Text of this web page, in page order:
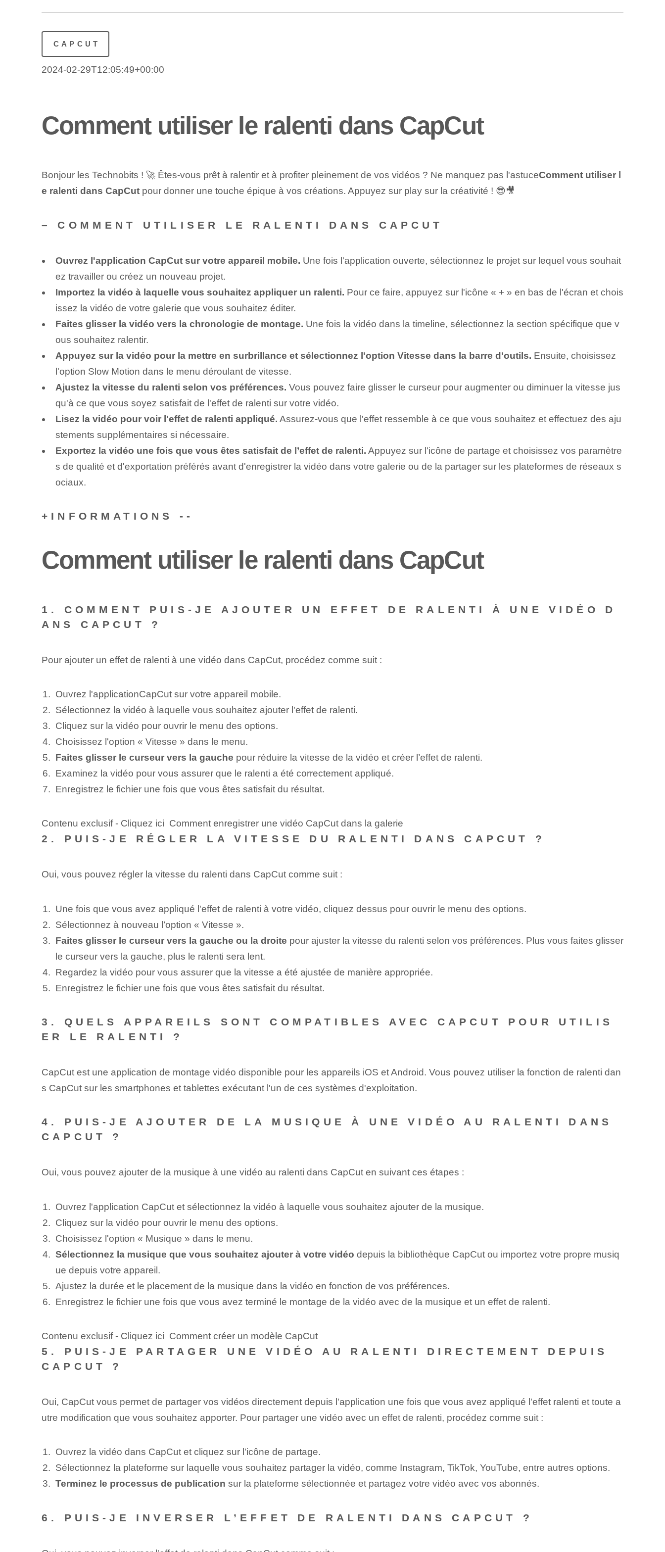
CAPCUT
2024-02-29T12:05:49+00:00
Comment utiliser le ralenti dans CapCut
Bonjour les Technobits ! 🚀 Êtes-vous prêt à ralentir et à profiter pleinement de vos vidéos ? Ne manquez pas l'astuceComment utiliser l
e ralenti dans CapCutpour donner une touche épique à vos⁤ créations. ⁢Appuyez sur play sur la créativité !‍ 😎🎥
– COMMENT UTILISER LE RALENTI ‌DANS CAPCUT
Ouvrez l'application CapCut sur votre appareil mobile. Une fois l'application ouverte, sélectionnez le projet sur lequel vous souhait
ez travailler ou créez un nouveau projet.
Importez la vidéo à laquelle vous souhaitez appliquer un ralenti. Pour ce faire, appuyez sur l'icône « + » en bas de l'écran et chois
issez la vidéo de votre galerie que vous souhaitez éditer.
Faites glisser la vidéo vers la chronologie de montage. Une fois la vidéo dans la timeline, sélectionnez la section spécifique que v
ous souhaitez ralentir.
Appuyez sur la vidéo pour la mettre en surbrillance et sélectionnez l'option Vitesse dans la barre d'outils. Ensuite, choisissez
l'option ⁤Slow Motion⁤ dans le menu déroulant de vitesse.
Ajustez la vitesse du ralenti selon vos préférences. Vous pouvez faire glisser le curseur pour augmenter ou diminuer la vitesse jus
qu'à ce que vous soyez satisfait de l'effet de ralenti sur votre vidéo.
Lisez la vidéo ⁢pour⁤ voir ‌l'effet de ralenti appliqué. Assurez-vous que l'effet ressemble à ce que vous souhaitez et effectuez des aju
stements supplémentaires si nécessaire.
Exportez la vidéo une fois que vous êtes satisfait de l’effet de ralenti. Appuyez sur l'icône de partage et choisissez vos paramètre
s de qualité et d'exportation préférés avant d'enregistrer la vidéo dans votre galerie ou de la partager sur les plateformes de réseaux s
ociaux.
+‍INFORMATIONS​ --
Comment utiliser le ralenti dans CapCut
1. COMMENT PUIS-JE AJOUTER UN EFFET DE RALENTI À UNE VIDÉO D
ANS CAPCUT ?
Pour ajouter un effet de ralenti à une vidéo dans CapCut, procédez comme suit :
Ouvrez l'application⁢CapCut sur votre appareil mobile.
Sélectionnez la vidéo à laquelle vous souhaitez ajouter l'effet de ralenti.
Cliquez sur la vidéo pour ouvrir le menu des options.
Choisissez l'option « Vitesse » dans le menu.
Faites glisser le curseur vers la gauche pour ‌réduire la ⁣vitesse de la ‍vidéo‌ et créer l’effet de ralenti‌.
Examinez la vidéo pour vous assurer que le ralenti a été correctement appliqué.
Enregistrez le⁢ fichier une fois que vous êtes satisfait du résultat.
Contenu exclusif - Cliquez ici Comment enregistrer une vidéo CapCut dans la galerie
2. PUIS-JE RÉGLER LA VITESSE DU RALENTI DANS CAPCUT ?
Oui, vous pouvez régler la vitesse du ralenti dans CapCut comme suit :
Une fois que vous avez appliqué l'effet de ralenti à votre vidéo, cliquez dessus pour ouvrir le menu des options.
Sélectionnez à nouveau l’option « Vitesse ».
Faites glisser le curseur vers la gauche ou la droite pour​ ajuster la ⁤vitesse du ralenti​ selon vos préférences. Plus vous faites glisser
le curseur vers la gauche, plus le ralenti sera lent.
Regardez la vidéo pour vous assurer que la vitesse a été ajustée de manière appropriée.
Enregistrez le fichier une fois que vous êtes satisfait du résultat.
3. QUELS APPAREILS SONT COMPATIBLES AVEC CAPCUT POUR UTILIS
ER LE RALENTI ?
CapCut est une application de montage vidéo disponible pour les appareils iOS et Android. ⁤Vous pouvez ⁣utiliser la fonction de ralenti dan
s ‌CapCut⁢ sur les smartphones et tablettes exécutant l'un de ces systèmes d'exploitation.
4. PUIS-JE AJOUTER DE LA MUSIQUE À UNE VIDÉO AU RALENTI DANS
CAPCUT ?
Oui, vous pouvez ajouter de la musique à une vidéo au ralenti dans CapCut en suivant ces étapes :
Ouvrez l'application CapCut et sélectionnez la vidéo à laquelle vous souhaitez ajouter de la musique.
Cliquez sur la vidéo pour ouvrir le menu des options.
Choisissez l'option « Musique » dans le menu.
Sélectionnez‌ la musique que vous souhaitez ajouter à votre vidéo depuis la bibliothèque CapCut ou importez votre propre musiq
ue depuis votre appareil.
Ajustez la durée et le placement de la musique dans la vidéo en fonction de vos préférences.
Enregistrez le fichier une fois que vous avez terminé le montage de la vidéo avec de la musique et un effet de ralenti.
Contenu exclusif - Cliquez ici Comment créer un modèle CapCut
5. PUIS-JE PARTAGER UNE VIDÉO AU RALENTI DIRECTEMENT DEPUIS
CAPCUT ?
Oui, CapCut ‍vous permet de partager vos vidéos directement depuis l'application une fois que vous avez appliqué l'effet ‌ralenti‌ et toute a
utre modification que vous souhaitez apporter. Pour partager une vidéo avec un effet de ralenti, procédez comme suit :
Ouvrez la vidéo dans CapCut et cliquez sur l'icône de partage.
Sélectionnez la plateforme sur laquelle vous souhaitez partager la vidéo, comme Instagram, TikTok, YouTube, entre autres options.
Terminez le processus de publication sur la plateforme sélectionnée et partagez votre vidéo avec vos abonnés.
6. PUIS-JE INVERSER L’EFFET DE RALENTI DANS CAPCUT ?